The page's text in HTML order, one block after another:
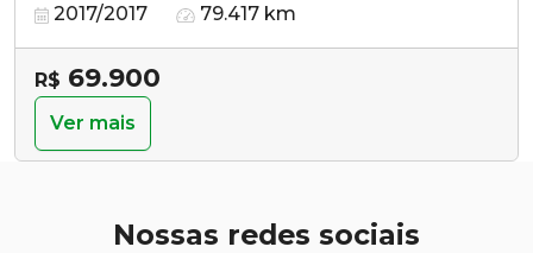
2017/2017 79.417 km
R$ 69.900
Ver mais
Nossas redes sociais